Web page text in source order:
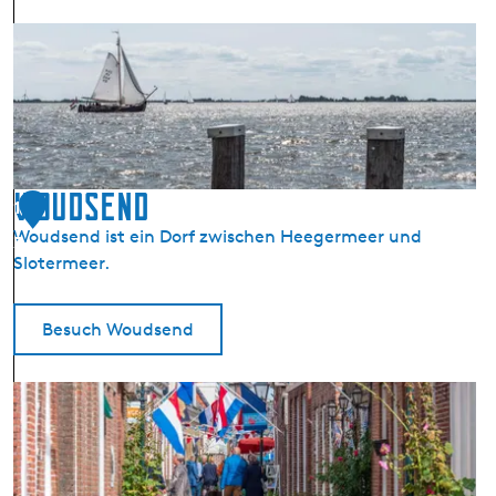
b
o
e
i
M
B
6
3
1
3
Woudsend
Woudsend ist ein Dorf zwischen Heegermeer und
Slotermeer.
Besuch Woudsend
W
o
u
d